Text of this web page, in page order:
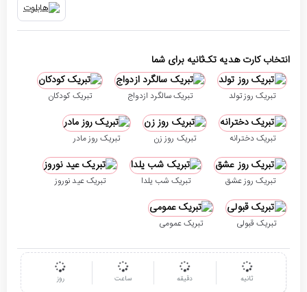
روز ساعت دقیقه ثانیه
انتخاب کارت هدیه تک‌ثانیه برای شما
تبریک روز تولد تبریک سالگرد ازدواج تبریک کودکان
تبریک دخترانه تبریک روز زن تبریک روز مادر
تبریک روز عشق تبریک شب یلدا تبریک عید نوروز
تبریک قبولی تبریک عمومی